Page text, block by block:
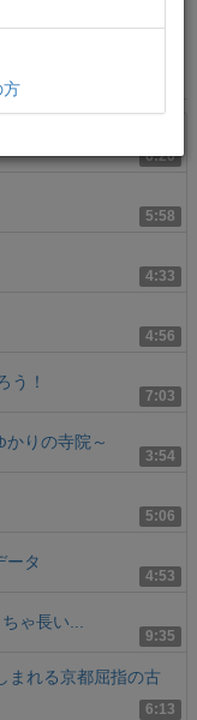
6:20
5:58
4:33
4:56
7:03
う！
3:54
りの寺院～
5:06
4:53
ータ
9:35
ゃ長い...
6:13
まれる京都屈指の古
方